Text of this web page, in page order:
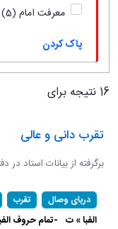
معرفت امام (5)
پاک کردن
16 نتیجه برای
تقرب دانی و عالی
برگرفته از بیانات استاد در
دریای وصال تقرب
الفبا » ت -تمام حروف